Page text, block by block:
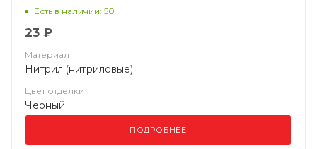
Есть в наличии: 50
23 ₽
Материал
Нитрил (нитриловые)
Цвет отделки
Черный
ПОДРОБНЕЕ